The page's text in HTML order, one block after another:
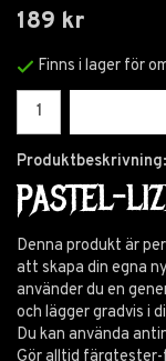
189 kr
Finns i lager för
Produktbeskrivning:
PASTEL-
Denna produkt är
att skapa din egna
använder du en
och lägger gradvis i
Du kan använda